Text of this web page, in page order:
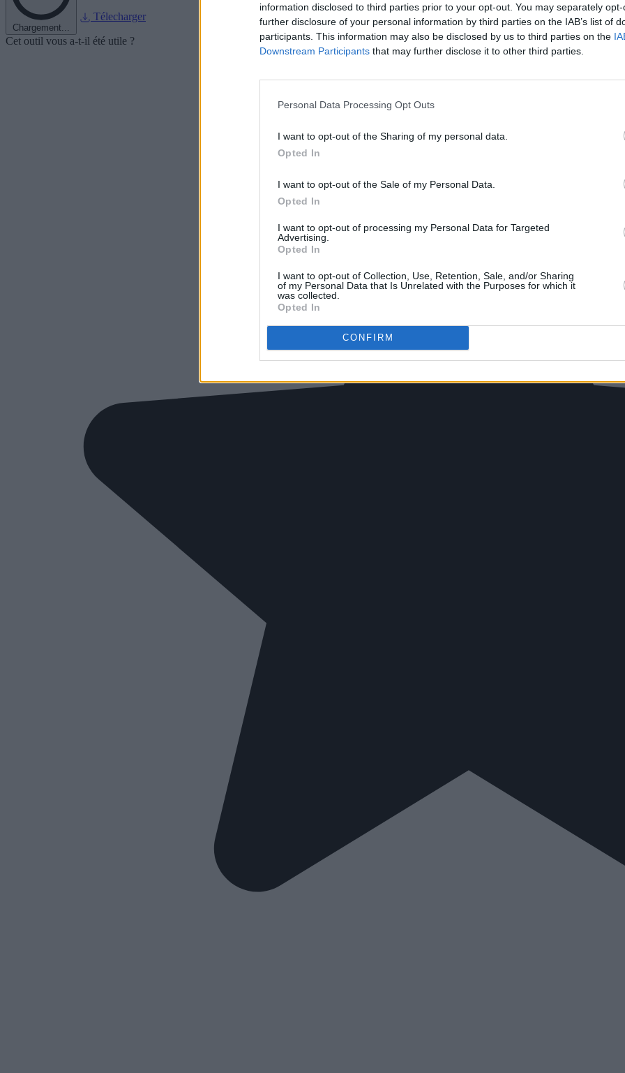
information disclosed to third parties prior to your opt-out. You may separately
further disclosure of your personal information by third parties on the IAB’s list of
participants. This information may also be disclosed by us to third parties on the
Downstream Participants that may further disclose it to other third parties.
Personal Data Processing Opt Outs
I want to opt-out of the Sharing of my personal data.
Opted In
I want to opt-out of the Sale of my Personal Data.
Opted In
I want to opt-out of processing my Personal Data for Targeted
Advertising.
Opted In
I want to opt-out of Collection, Use, Retention, Sale, and/or Sharing
of my Personal Data that Is Unrelated with the Purposes for which it
was collected.
Opted In
CONFIRM
Chargement...
Télecharger
Cet outil vous a-t-il été utile ?